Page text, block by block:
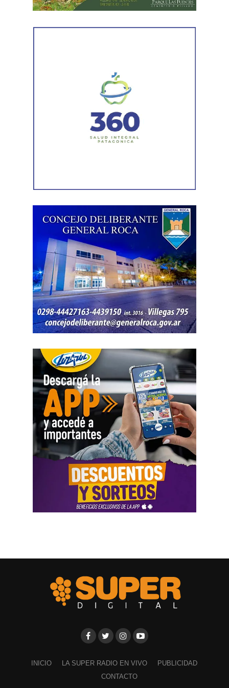
régimen de extranjerización de las tierras rurales. Cabe
De esta forma, ATE mantiene la movilización prevista
y concentrará a partir de las 12 hs en Av. Rivadavia y
Rodriguez Peña (CABA).Además, las movilizaciones se
replicarán en las principales ciudades de todas las
provincias en el marco de la Jornada Nacional de Lucha
convocada por el sindicato.
INICIO LA SUPER RADIO EN VIVO
PUBLICIDAD
CONTACTO